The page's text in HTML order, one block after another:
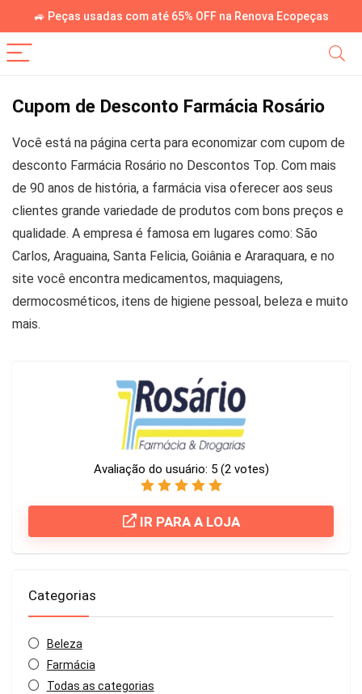
🚙 Peças usadas com até 65% OFF na Renova Ecopeças
Cupom de Desconto Farmácia Rosário
Você está na página certa para economizar com cupom de
desconto Farmácia Rosário no Descontos Top. Com mais
de 90 anos de história, a farmácia visa oferecer aos seus
clientes grande variedade de produtos com bons preços e
qualidade. A empresa é famosa em lugares como: São
Carlos, Araguaina, Santa Felicia, Goiânia e Araraquara, e no
site você encontra medicamentos, maquiagens,
dermocosméticos, itens de higiene pessoal, beleza e muito
mais.
Avaliação do usuário: 5 (2votes)
IR PARA A LOJA
Categorias
Beleza
Farmácia
Todas as categorias